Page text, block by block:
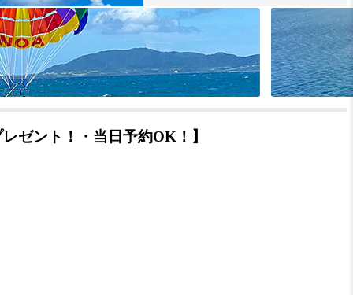
ゼント！・当日予約OK！】